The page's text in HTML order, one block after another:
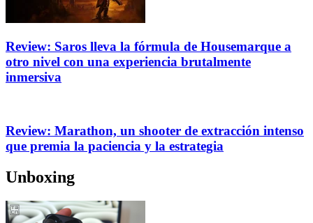
Review: Saros lleva la fórmula de Housemarque a
otro nivel con una experiencia brutalmente
inmersiva
Review: Marathon, un shooter de extracción intenso
que premia la paciencia y la estrategia
Unboxing